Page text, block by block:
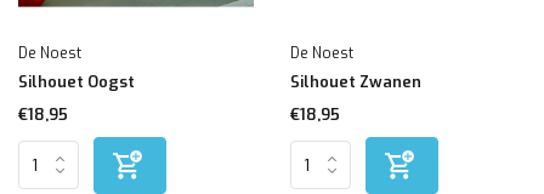
De Noest
Silhouet Oogst
€18,95
De Noest
Silhouet Zwanen
€18,95